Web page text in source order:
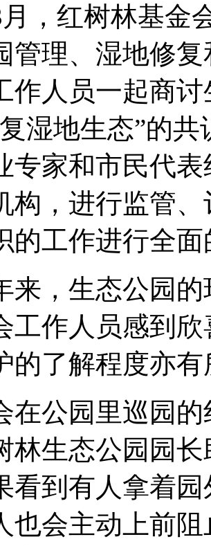
月，红树林基金
管理、湿地修
作人员一起商
湿地生态”的
专家和市民代
构，进行监管
的工作进行全
来，生态公园
工作人员感到
的了解程度亦
在公园里巡园
林生态公园园
看到有人拿着
也会主动上前